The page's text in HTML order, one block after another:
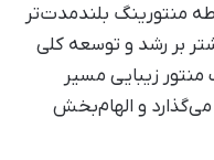
منتورینگ بلندمدت‌تر
بر رشد و توسعه کلی
منتور زیبایی مسیر
و الهام‌بخش